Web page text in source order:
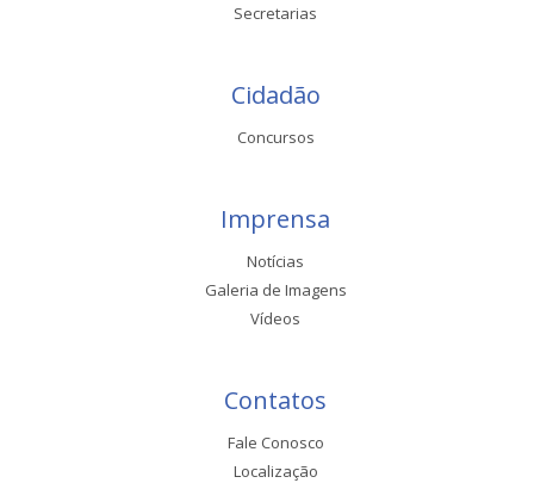
Secretarias
Cidadão
Concursos
Imprensa
Notícias
Galeria de Imagens
Vídeos
Contatos
Fale Conosco
Localização